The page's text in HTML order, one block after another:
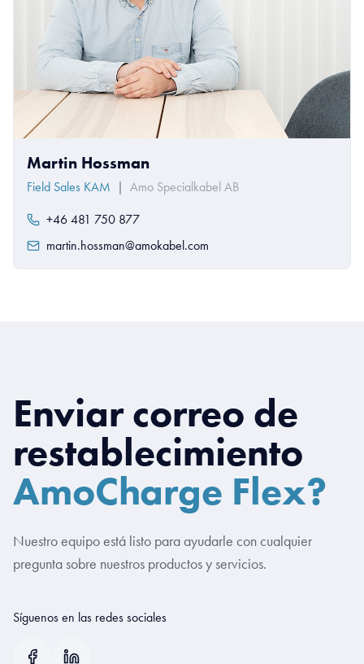
Martin Hossman
Field Sales KAM | Amo Specialkabel AB
+46 481 750 877
martin.hossman@amokabel.com
Enviar correo de
restablecimiento
AmoCharge Flex?
Nuestro equipo está listo para ayudarle con cualquier
pregunta sobre nuestros productos y servicios.
Síguenos en las redes sociales